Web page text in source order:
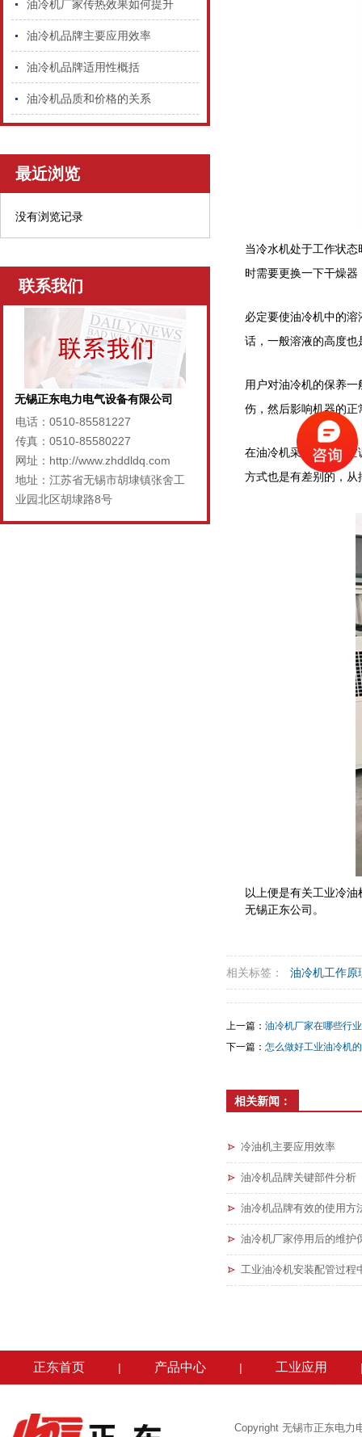
油冷机厂家传热效果如何提升
油冷机品牌主要应用效率
油冷机品牌适用性概括
油冷机品质和价格的关系
最近浏览
没有浏览记录
联系我们
无锡正东电力电气设备有限公司
电话：0510-85581227
传真：0510-85580227
网址：http://www.zhddldq.com
地址：江苏省无锡市胡埭镇张舍工
业园北区胡埭路8号
当冷水机处于工作状
时需要更换一下干燥
必定要使油冷机中的
话，一般溶液的高度
用户对油冷机的保养
伤，然后影响机器的正
在油冷机采用层面，
方式也是有差别的，
以上便是有关工业冷
无锡正东公司。
相关标签： 油冷机工作原
上一篇： 油冷机厂家在哪些行
下一篇： 怎么做好工业油冷机
相关新闻：
冷油机主要应用效率
油冷机品牌关键部件分析
油冷机品牌有效的使用方
油冷机厂家停用后的维护
工业油冷机安装配管过程
正东首页 | 产品中心 | 工业应用
Copyright 无锡市正东电力